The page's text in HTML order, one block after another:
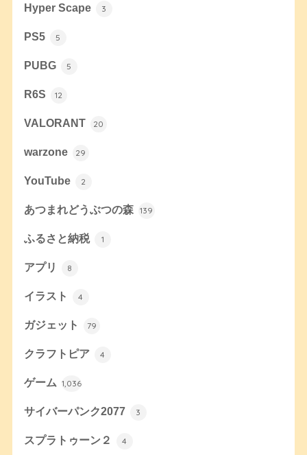
Hyper Scape 3
PS5 5
PUBG 5
R6S 12
VALORANT 20
warzone 29
YouTube 2
あつまれどうぶつの森 139
ふるさと納税 1
アプリ 8
イラスト 4
ガジェット 79
クラフトピア 4
ゲーム 1,036
サイバーパンク2077 3
スプラトゥーン２ 4